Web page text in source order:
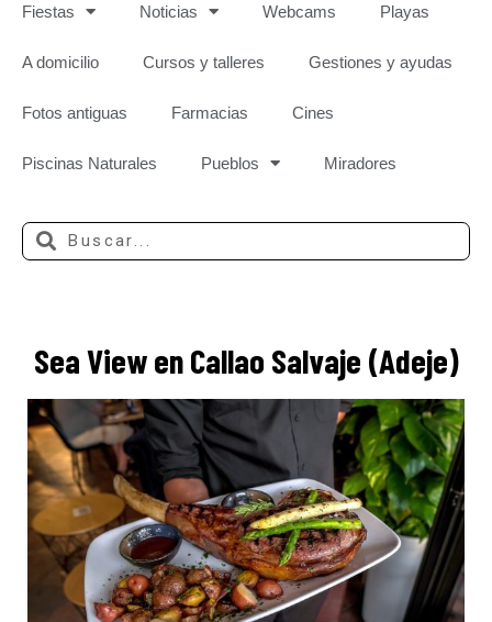
Fiestas Noticias Webcams Playas
A domicilio Cursos y talleres Gestiones y ayudas
Fotos antiguas Farmacias Cines
Piscinas Naturales Pueblos Miradores
Sea View en Callao Salvaje (Adeje)